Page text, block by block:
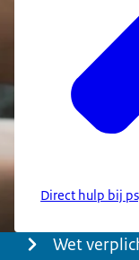
Direct hulp bij
Menu Wet